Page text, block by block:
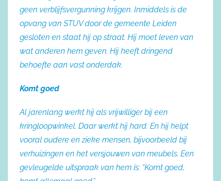
geen verblijfsvergunning krijgen. Inmiddels is de
opvang van STUV door de gemeente Leiden
gesloten en staat hij op straat. Hij moet leven van
wat anderen hem geven. Hij heeft dringend
behoefte aan vast onderdak.
Komt goed
Al jarenlang werkt hij als vrijwilliger bij een
kringloopwinkel. Daar werkt hij hard. En hij helpt
vooral oudere en zieke mensen, bijvoorbeeld bij
verhuizingen en het versjouwen van meubels. Een
gevleugelde uitspraak van hem is: “Komt goed,